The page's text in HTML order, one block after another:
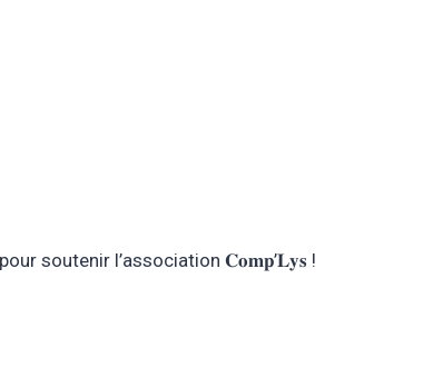
soutenir l’association 𝐂𝐨𝐦𝐩’𝐋𝐲𝐬 !